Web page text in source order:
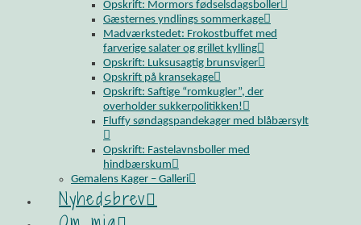
Opskrift: Mormors fødselsdagsboller
Gæsternes yndlings sommerkage
Madværkstedet: Frokostbuffet med
farverige salater og grillet kylling
Opskrift: Luksusagtig brunsviger
Opskrift på kransekage
Opskrift: Saftige “romkugler”, der
overholder sukkerpolitikken!
Fluffy søndagspandekager med blåbærsylt
Opskrift: Fastelavnsboller med
hindbærskum
Gemalens Kager – Galleri
Nyhedsbrev